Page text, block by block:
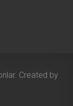
Created by